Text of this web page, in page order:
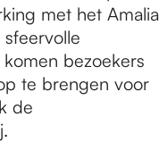
met het Amalia
bezoekers
te brengen voor
de